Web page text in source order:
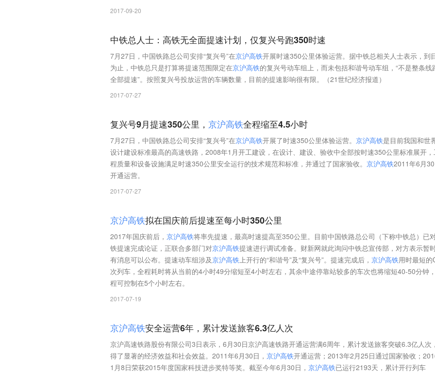
2017-09-20
中铁总人士：高铁无全面提速计划，仅复兴号跑350时速
7月27日，中国铁路总公司安排“复兴号”在京沪高铁开展时速350公里体验运营。据中铁总相关人士表示，到
为止，中铁总只是打算将提速范围限定在京沪高铁的复兴号动车组上，而未包括和谐号动车组，“不是整条线
全部提速”。按照复兴号投放运营的车辆数量，目前的提速影响很有限。（21世纪经济报道）
2017-07-27
复兴号9月提速350公里， 京沪高铁全程缩至4.5小时
7月27日，中国铁路总公司安排“复兴号”在京沪高铁开展了时速350公里体验运营。 京沪高铁是目前我国和世
设计建设标准最高的高速铁路，2008年1月开工建设，在设计、建设、验收中全部按时速350公里标准展开
程质量和设备设施满足时速350公里安全运行的技术规范和标准，并通过了国家验收。 京沪高铁2011年6月
开通运营。
2017-07-27
京沪高铁拟在国庆前后提速至每小时350公里
2017年国庆前后， 京沪高铁将率先提速，最高时速提高至350公里。目前中国铁路总公司（下称中铁总）已
铁提速完成论证，正联合多部门对京沪高铁提速进行调试准备。财新网就此询问中铁总宣传部，对方表示暂
有消息可以公布。提速动车组涉及京沪高铁上开行的“和谐号”及“复兴号”。提速完成后， 京沪高铁用时最短的
次列车，全程耗时将从当前的4小时49分缩短至4小时左右，其余中途停靠站较多的车次也将缩短40-50分钟
程可控制在5个小时左右。
2017-07-19
京沪高铁安全运营6年，累计发送旅客6.3亿人次
京沪高速铁路股份有限公司3日表示，6月30日京沪高速铁路开通运营满6周年，累计发送旅客突破6.3亿人次
得了显著的经济效益和社会效益。2011年6月30日， 京沪高铁开通运营；2013年2月25日通过国家验收；
1月8日荣获2015年度国家科技进步奖特等奖。截至今年6月30日， 京沪高铁已运行2193天，累计开行列车